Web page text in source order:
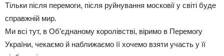
Тільки після перемоги, після руйнування московії у світі буде
справжній мир.
Ми всі тут, в Об’єднаному королівстві, віримо в Перемогу
України, чекаємо й наближаємо її хочемо взяти участь у її